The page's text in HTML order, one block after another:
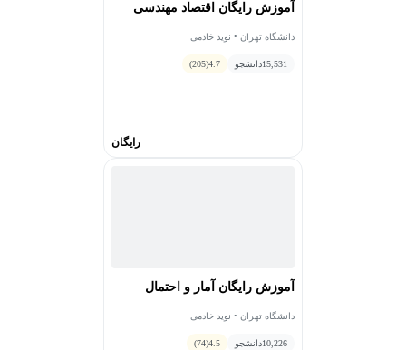
آموزش رایگان اقتصاد مهندسی
دانشگاه تهران • نوید خادمی
15,531دانشجو 4.7
(205)
رایگان
آموزش رایگان آمار و احتمال
دانشگاه تهران • نوید خادمی
10,226دانشجو 4.5
(74)